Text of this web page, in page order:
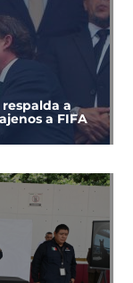
a
a FIFA